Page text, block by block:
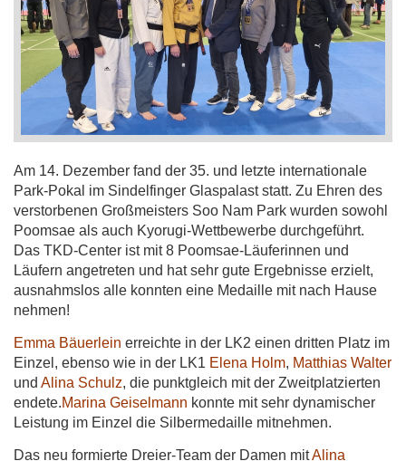
Am 14. Dezember fand der 35. und letzte internationale
Park-Pokal im Sindelfinger Glaspalast statt. Zu Ehren des
verstorbenen Großmeisters Soo Nam Park wurden sowohl
Poomsae als auch Kyorugi-Wettbewerbe durchgeführt.
Das TKD-Center ist mit 8 Poomsae-Läuferinnen und
Läufern angetreten und hat sehr gute Ergebnisse erzielt,
ausnahmslos alle konnten eine Medaille mit nach Hause
nehmen!
Emma Bäuerlein erreichte in der LK2 einen dritten Platz im
Einzel, ebenso wie in der LK1 Elena Holm, Matthias Walter
und Alina Schulz, die punktgleich mit der Zweitplatzierten
endete.Marina Geiselmann konnte mit sehr dynamischer
Leistung im Einzel die Silbermedaille mitnehmen.
Das neu formierte Dreier-Team der Damen mitAlina